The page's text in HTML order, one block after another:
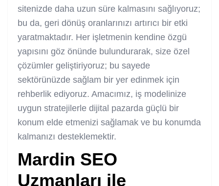
sitenizde daha uzun süre kalmasını sağlıyoruz;
bu da, geri dönüş oranlarınızı artırıcı bir etki
yaratmaktadır. Her işletmenin kendine özgü
yapısını göz önünde bulundurarak, size özel
çözümler geliştiriyoruz; bu sayede
sektörünüzde sağlam bir yer edinmek için
rehberlik ediyoruz. Amacımız, iş modelinize
uygun stratejilerle dijital pazarda güçlü bir
konum elde etmenizi sağlamak ve bu konumda
kalmanızı desteklemektir.
Mardin SEO
Uzmanları ile